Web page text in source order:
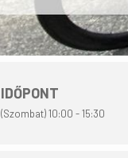
IDŐPONT
(Szombat) 10:00 - 15:30